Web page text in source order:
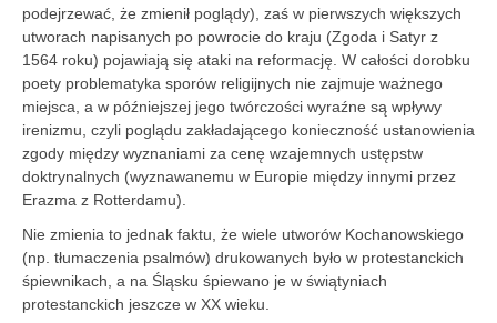
podejrzewać, że zmienił poglądy), zaś w pierwszych większych
utworach napisanych po powrocie do kraju (Zgoda i Satyr z
1564 roku) pojawiają się ataki na reformację. W całości dorobku
poety problematyka sporów religijnych nie zajmuje ważnego
miejsca, a w późniejszej jego twórczości wyraźne są wpływy
irenizmu, czyli poglądu zakładającego konieczność ustanowienia
zgody między wyznaniami za cenę wzajemnych ustępstw
doktrynalnych (wyznawanemu w Europie między innymi przez
Erazma z Rotterdamu).
Nie zmienia to jednak faktu, że wiele utworów Kochanowskiego
(np. tłumaczenia psalmów) drukowanych było w protestanckich
śpiewnikach, a na Śląsku śpiewano je w świątyniach
protestanckich jeszcze w XX wieku.